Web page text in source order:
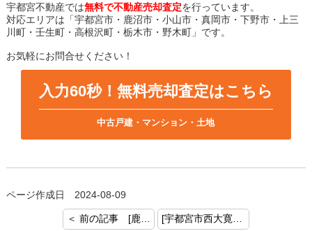
宇都宮不動産では無料で不動産売却査定を行っています。
対応エリアは「宇都宮市・鹿沼市・小山市・真岡市・下野市・上三
川町・壬生町・高根沢町・栃木市・野木町」です。
お気軽にお問合せください！
入力60秒！無料売却査定はこちら
中古戸建・マンション・土地
ページ作成日 2024-08-09
＜ 前の記事 [鹿沼市玉田 ご契約おめでとうございます] [宇都宮市西大寛 土地 ご売却査定を承りました] 次の記事 ＞